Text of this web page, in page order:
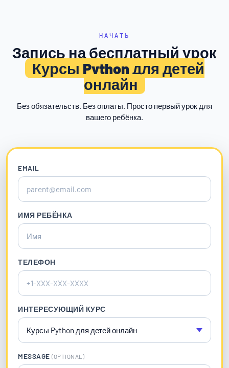
НАЧАТЬ
Запись на бесплатный урок
Курсы Python для детей
онлайн
Без обязательств. Без оплаты. Просто первый урок для
вашего ребёнка.
EMAIL
ИМЯ РЕБЁНКА
ТЕЛЕФОН
ИНТЕРЕСУЮЩИЙ КУРС
MESSAGE (OPTIONAL)